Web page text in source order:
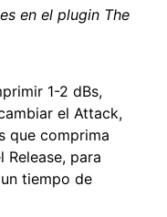
en el plugin The
1-2 dBs,
el Attack,
que comprima
para
tiempo de